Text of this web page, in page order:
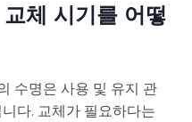
체 시기를 어떻
수명은 사용 및 유지 관
다. 교체가 필요하다는